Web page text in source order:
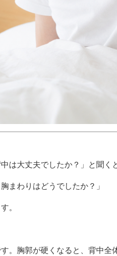
は大丈夫でしたか？」と聞く
まわりはどうでしたか？」
。
。胸郭が硬くなると、背中